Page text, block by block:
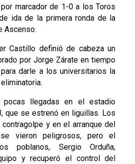
por marcador de 1-0 a los Toros
ida de la primera ronda de la
Ascenso.
Castillo definió de cabeza un
por Jorge Zárate en tiempo
darle a los universitarios la
llegadas en el estadio
que se estrenó en liguillas. Los
y en el arranque del
vieron peligrosos, pero el
poblanos, Sergio Orduña,
y recuperó el control del